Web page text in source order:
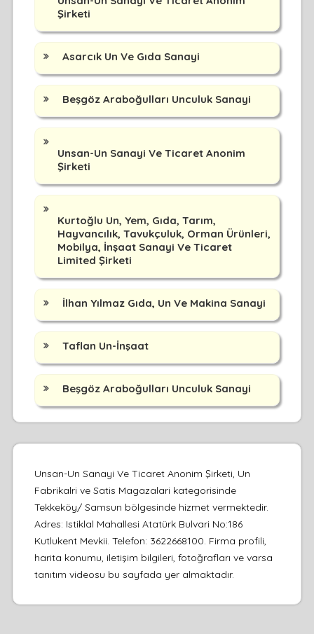
Şirketi
Asarcık Un Ve Gıda Sanayi
Beşgöz Araboğulları Unculuk Sanayi
Unsan-Un Sanayi Ve Ticaret Anonim
Şirketi
Kurtoğlu Un, Yem, Gıda, Tarım,
Hayvancılık, Tavukçuluk, Orman Ürünleri,
Mobilya, İnşaat Sanayi Ve Ticaret
Limited Şirketi
İlhan Yılmaz Gıda, Un Ve Makina Sanayi
Taflan Un-İnşaat
Beşgöz Araboğulları Unculuk Sanayi
Unsan-Un Sanayi Ve Ticaret Anonim Şirketi, Un
Fabrikalri ve Satis Magazalari kategorisinde
Tekkeköy/ Samsun bölgesinde hizmet vermektedir.
Adres: Istiklal Mahallesi Atatürk Bulvari No:186
Kutlukent Mevkii. Telefon: 3622668100. Firma profili,
harita konumu, iletişim bilgileri, fotoğrafları ve varsa
tanıtım videosu bu sayfada yer almaktadır.